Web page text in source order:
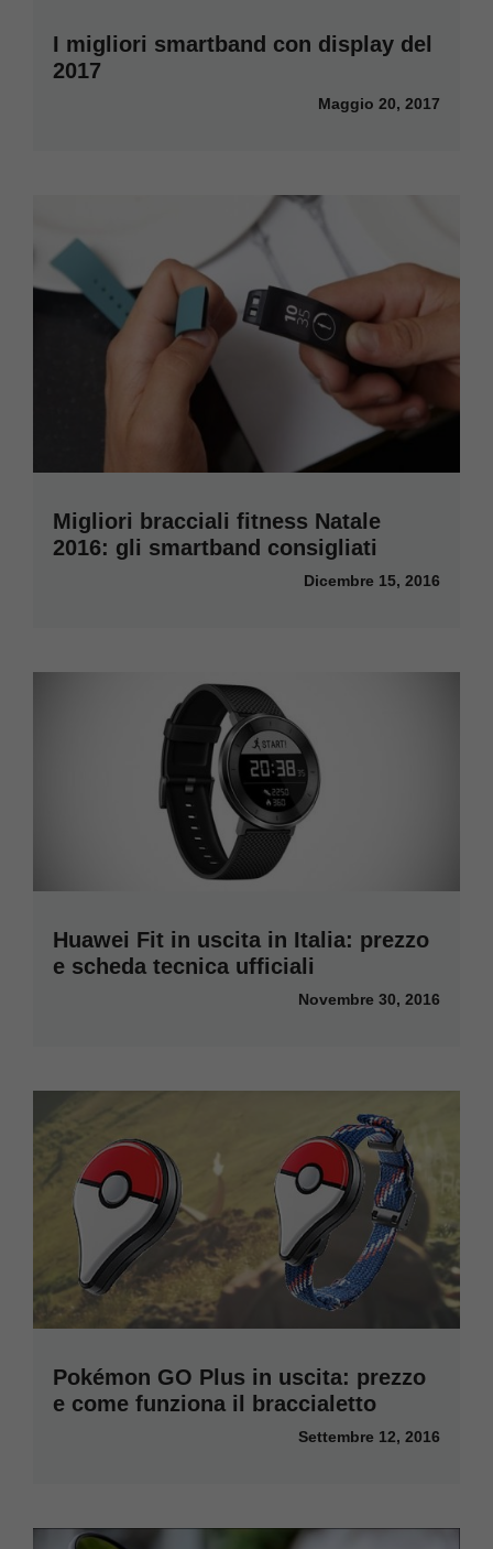
I migliori smartband con display del
2017
Maggio 20, 2017
Migliori bracciali fitness Natale
2016: gli smartband consigliati
Dicembre 15, 2016
Huawei Fit in uscita in Italia: prezzo
e scheda tecnica ufficiali
Novembre 30, 2016
Pokémon GO Plus in uscita: prezzo
e come funziona il braccialetto
Settembre 12, 2016